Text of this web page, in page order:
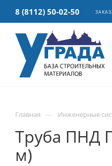
8 (8112) 50-02-50
Главная — Инженерные
Труба ПНД
м)